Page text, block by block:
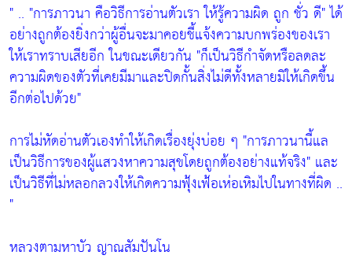
" .. "การภาวนา คือวิธีการอ่านตัวเรา ให้รู้ความผิด ถูก ชั่ว ดี"ได้
อย่างถูกต้องยิ่งกว่าผู้อื่นจะมาคอยชี้แจ้งความบกพร่องของเรา
ให้เราทราบเสียอีก ในขณะเดียวกัน "ก็เป็นวิธีกำจัดหรือลดละ
ความผิดของตัวที่เคยมีมาและปิดกั้นสิ่งไม่ดีทั้งหลายมิให้เกิดขึ้น
อีกต่อไปด้วย"
การไม่หัดอ่านตัวเองทำให้เกิดเรื่องยุ่งบ่อย ๆ "การภาวนานี้แล
เป็นวิธีการของผู้แสวงหาความสุขโดยถูกต้องอย่างแท้จริง" และ
เป็นวิธีที่ไม่หลอกลวงให้เกิดความฟุ้งเฟ้อเห่อเหิมไปในทางที่ผิด ..
"
หลวงตามหาบัว ญาณสัมปันโน